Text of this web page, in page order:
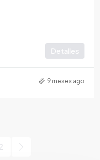
Detalles
9 meses ago